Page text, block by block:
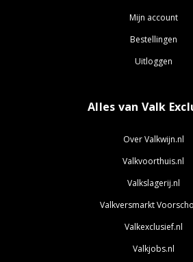
Mijn account
Bestellingen
Uitloggen
Alles van Valk
Over Valkwijn.nl
Valkvoorthuis.nl
Valkslagerij.nl
Valkversmarkt
Valkexclusief.nl
Valkjobs.nl